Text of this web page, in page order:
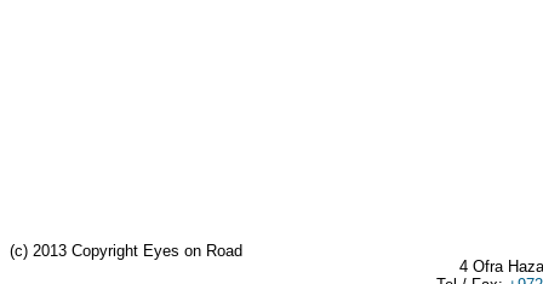
(c) 2013 Copyright Eyes on Road
4 Ofra